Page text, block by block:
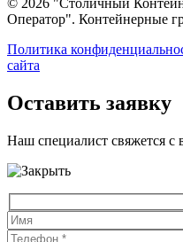
© 2026 "Столичный
Оператор". Контейнерные
Политика
сайта
Оставить заявку
Наш специалист свяжется